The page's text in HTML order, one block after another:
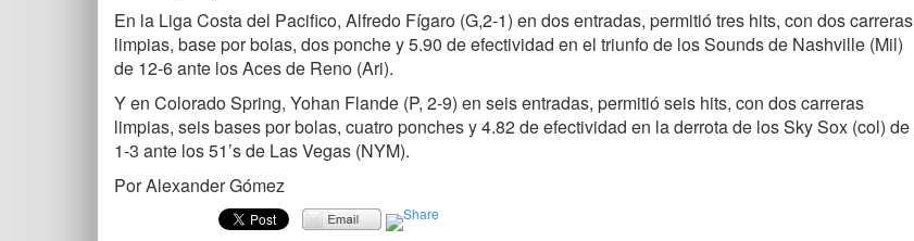
En la Liga Costa del Pacifico, Alfredo Fígaro (G,2-1) en dos entradas, permitió tres hits, con dos carreras
limpias, base por bolas, dos ponche y 5.90 de efectividad en el triunfo de los Sounds de Nashville (Mil)
de 12-6 ante los Aces de Reno (Ari).
Y en Colorado Spring, Yohan Flande (P, 2-9) en seis entradas, permitió seis hits, con dos carreras
limpias, seis bases por bolas, cuatro ponches y 4.82 de efectividad en la derrota de los Sky Sox (col) de
1-3 ante los 51’s de Las Vegas (NYM).
Por Alexander Gómez